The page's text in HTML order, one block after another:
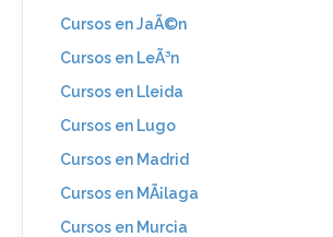
Cursos en JaÃ©n
Cursos en LeÃ³n
Cursos en Lleida
Cursos en Lugo
Cursos en Madrid
Cursos en MÃ¡laga
Cursos en Murcia